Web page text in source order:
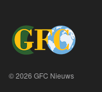
© 2026 GFC Nieuws